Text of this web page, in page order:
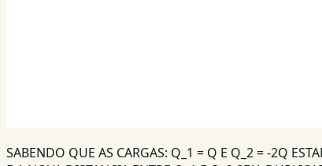
SABENDO QUE AS CARGAS: Q_1 = Q E Q_2 = -2Q